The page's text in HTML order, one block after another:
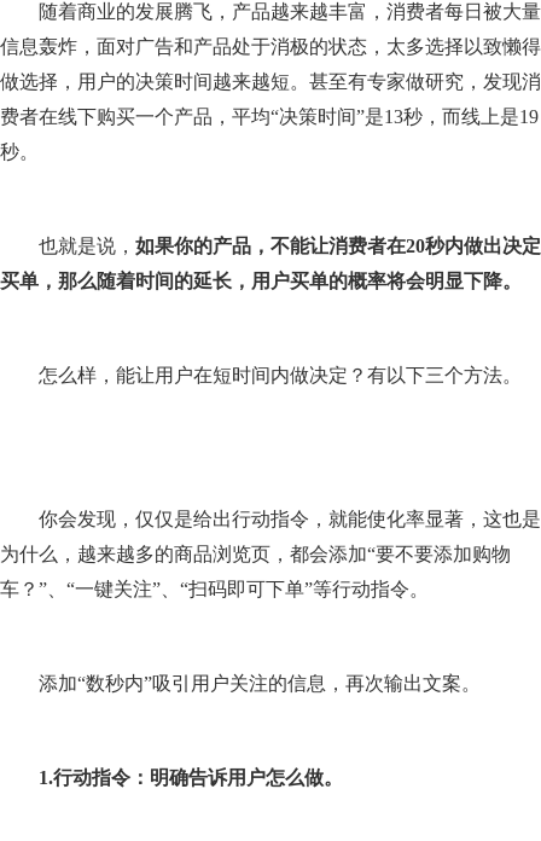
随着商业的发展腾飞，产品越来越丰富，消费者每日被大量
信息轰炸，面对广告和产品处于消极的状态，太多选择以致懒得
做选择，用户的决策时间越来越短。甚至有专家做研究，发现消
费者在线下购买一个产品，平均“决策时间”是13秒，而线上是19
秒。
也就是说， 如果你的产品，不能让消费者在20秒内做出决定
买单，那么随着时间的延长，用户买单的概率将会明显下降。
怎么样，能让用户在短时间内做决定？有以下三个方法。
你会发现，仅仅是给出行动指令，就能使化率显著，这也是
为什么，越来越多的商品浏览页，都会添加“要不要添加购物
车？”、“一键关注”、“扫码即可下单”等行动指令。
添加“数秒内”吸引用户关注的信息，再次输出文案。
1.行动指令：明确告诉用户怎么做。